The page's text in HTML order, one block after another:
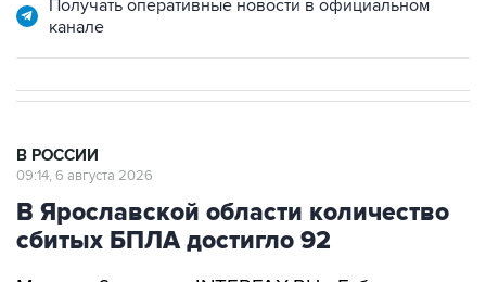
Получать оперативные новости в официальном
канале
В РОССИИ
09:14, 6 августа 2026
В Ярославской области количество
сбитых БПЛА достигло 92